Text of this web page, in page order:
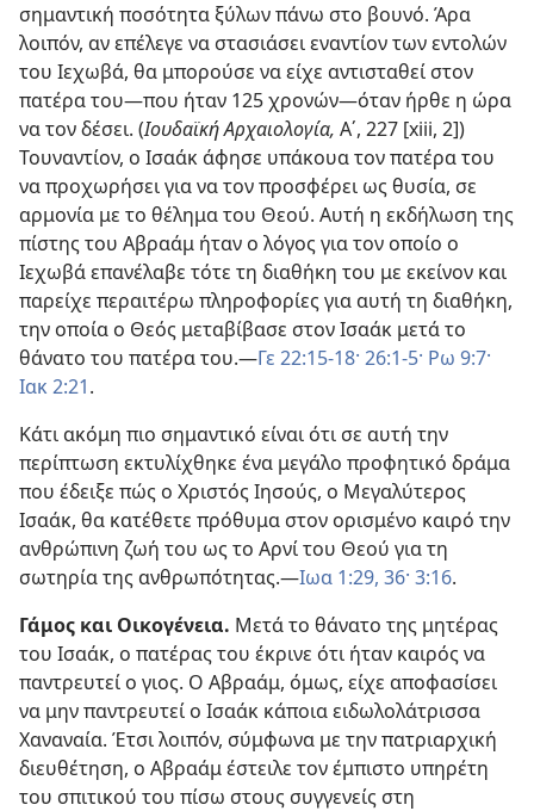
σημαντική ποσότητα ξύλων πάνω στο βουνό. Άρα
λοιπόν, αν επέλεγε να στασιάσει εναντίον των εντολών
του Ιεχωβά, θα μπορούσε να είχε αντισταθεί στον
πατέρα του—που ήταν 125 χρονών—όταν ήρθε η ώρα
να τον δέσει. (Ιουδαϊκή Αρχαιολογία, Α΄, 227 [xiii, 2])
Τουναντίον, ο Ισαάκ άφησε υπάκουα τον πατέρα του
να προχωρήσει για να τον προσφέρει ως θυσία, σε
αρμονία με το θέλημα του Θεού. Αυτή η εκδήλωση της
πίστης του Αβραάμ ήταν ο λόγος για τον οποίο ο
Ιεχωβά επανέλαβε τότε τη διαθήκη του με εκείνον και
παρείχε περαιτέρω πληροφορίες για αυτή τη διαθήκη,
την οποία ο Θεός μεταβίβασε στον Ισαάκ μετά το
θάνατο του πατέρα του.—Γε 22:15-18· 26:1-5· Ρω 9:7·
Ιακ 2:21.
Κάτι ακόμη πιο σημαντικό είναι ότι σε αυτή την
περίπτωση εκτυλίχθηκε ένα μεγάλο προφητικό δράμα
που έδειξε πώς ο Χριστός Ιησούς, ο Μεγαλύτερος
Ισαάκ, θα κατέθετε πρόθυμα στον ορισμένο καιρό την
ανθρώπινη ζωή του ως το Αρνί του Θεού για τη
σωτηρία της ανθρωπότητας.—Ιωα 1:29, 36· 3:16.
Γάμος και Οικογένεια. Μετά το θάνατο της μητέρας
του Ισαάκ, ο πατέρας του έκρινε ότι ήταν καιρός να
παντρευτεί ο γιος. Ο Αβραάμ, όμως, είχε αποφασίσει
να μην παντρευτεί ο Ισαάκ κάποια ειδωλολάτρισσα
Χαναναία. Έτσι λοιπόν, σύμφωνα με την πατριαρχική
διευθέτηση, ο Αβραάμ έστειλε τον έμπιστο υπηρέτη
του σπιτικού του πίσω στους συγγενείς στη